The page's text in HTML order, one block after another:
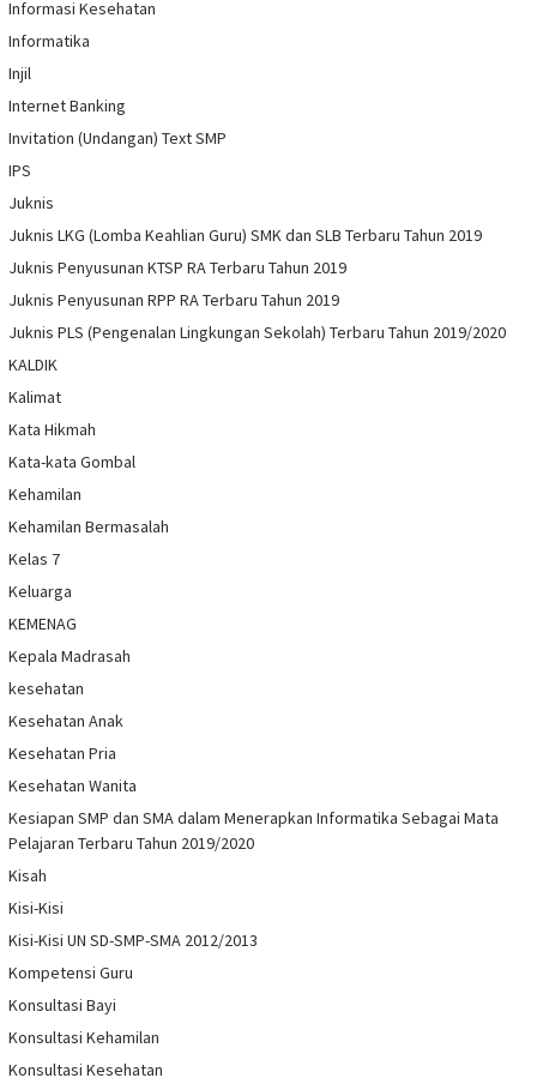
Informasi Kesehatan
Informatika
Injil
Internet Banking
Invitation (Undangan) Text SMP
IPS
Juknis
Juknis LKG (Lomba Keahlian Guru) SMK dan SLB Terbaru Tahun 2019
Juknis Penyusunan KTSP RA Terbaru Tahun 2019
Juknis Penyusunan RPP RA Terbaru Tahun 2019
Juknis PLS (Pengenalan Lingkungan Sekolah) Terbaru Tahun 2019/2020
KALDIK
Kalimat
Kata Hikmah
Kata-kata Gombal
Kehamilan
Kehamilan Bermasalah
Kelas 7
Keluarga
KEMENAG
Kepala Madrasah
kesehatan
Kesehatan Anak
Kesehatan Pria
Kesehatan Wanita
Kesiapan SMP dan SMA dalam Menerapkan Informatika Sebagai Mata
Pelajaran Terbaru Tahun 2019/2020
Kisah
Kisi-Kisi
Kisi-Kisi UN SD-SMP-SMA 2012/2013
Kompetensi Guru
Konsultasi Bayi
Konsultasi Kehamilan
Konsultasi Kesehatan